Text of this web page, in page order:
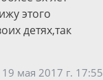
этого
детях,так
19 мая 2017 г. 17:55